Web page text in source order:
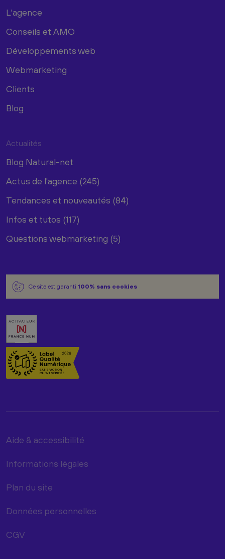
L'agence
Conseils et AMO
Développements web
Webmarketing
Clients
Blog
Actualités
Blog Natural-net
Actus de l'agence (245)
Tendances et nouveautés (84)
Infos et tutos (117)
Questions webmarketing (5)
Ce site est garanti 100% sans cookies
Aide & accessibilité
Informations légales
Plan du site
Données personnelles
CGV